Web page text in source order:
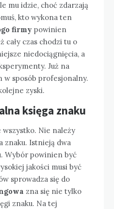
mu idzie, choć zdarzają
kto wykona ten
firmy powinien
cały czas chodzi tu o
niedociągnięcia, a
Już na
sposób profesjonalny.
zyski.
księga znaku
wszystko. Nie należy
znaku. Istnieją dwa
Wybór powinien być
jakości musi być
sprowadza się do
zna się nie tylko
znaku. Na tej